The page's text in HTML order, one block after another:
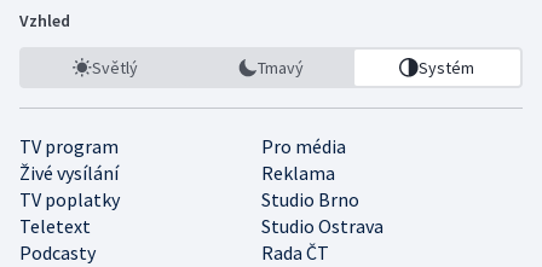
Vzhled
Světlý Tmavý Systém
TV program
Pro média
Živé vysílání
Reklama
TV poplatky
Studio Brno
Teletext
Studio Ostrava
Podcasty
Rada ČT